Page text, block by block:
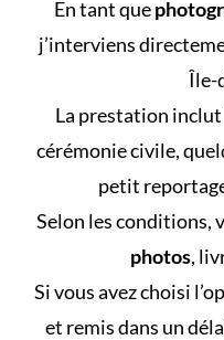
En tant que
j’interviens
Île-
La prestation
cérémonie civile,
petit
Selon les conditions,
photos,
Si vous avez choisi
et remis dans un